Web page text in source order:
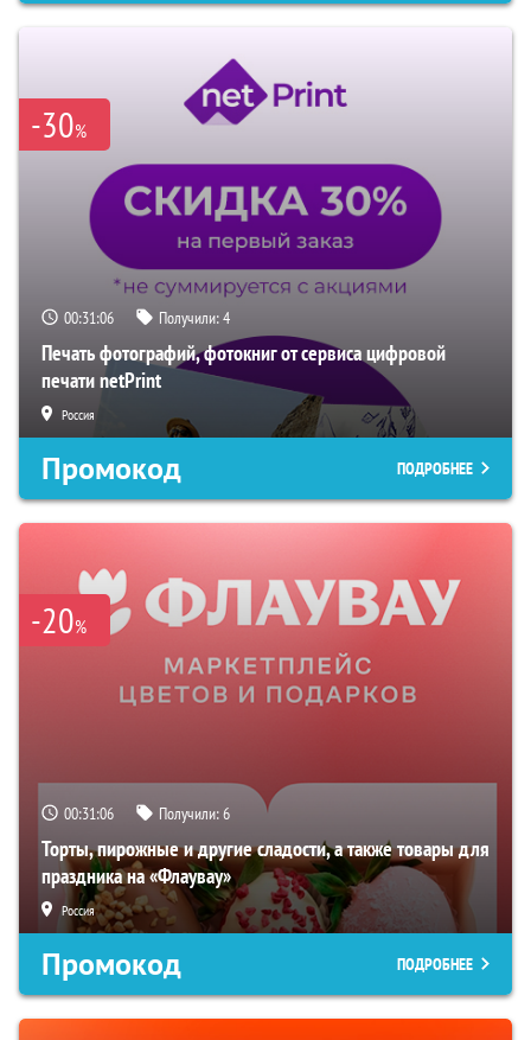
-30%
00:31:05 Получили:4
Печать фотографий, фотокниг от сервиса цифровой
печати netPrint
Россия
Промокод ПОДРОБНЕЕ
-20%
00:31:05 Получили:6
Торты, пирожные и другие сладости, а также товары для
праздника на «Флаувау»
Россия
Промокод ПОДРОБНЕЕ